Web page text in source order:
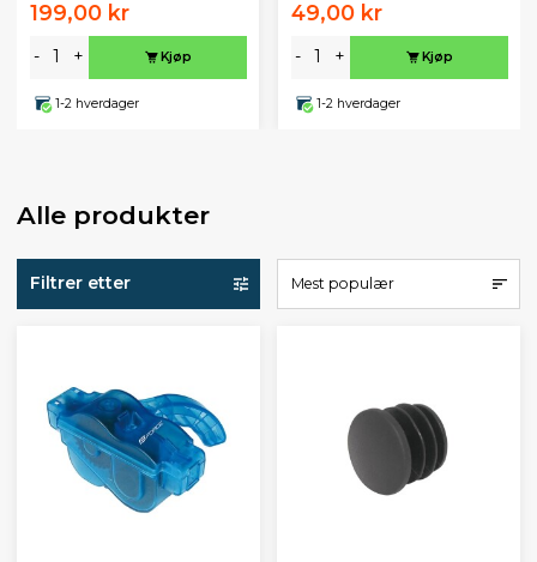
199,00 kr
- + Kjøp
1-2 hverdager
49,00 kr
- + Kjøp
1-2 hverdager
Alle produkter
Filtrer etter Mest populær